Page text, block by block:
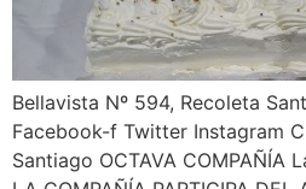
Bellavista Nº 594, Recoleta
Facebook-f Twitter Instagram
Santiago OCTAVA COMPAÑÍA